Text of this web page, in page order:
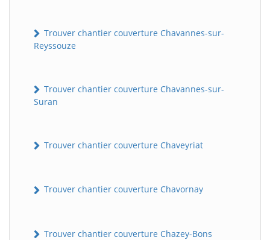
Trouver chantier couverture Chavannes-sur-
Reyssouze
Trouver chantier couverture Chavannes-sur-
Suran
Trouver chantier couverture Chaveyriat
Trouver chantier couverture Chavornay
Trouver chantier couverture Chazey-Bons